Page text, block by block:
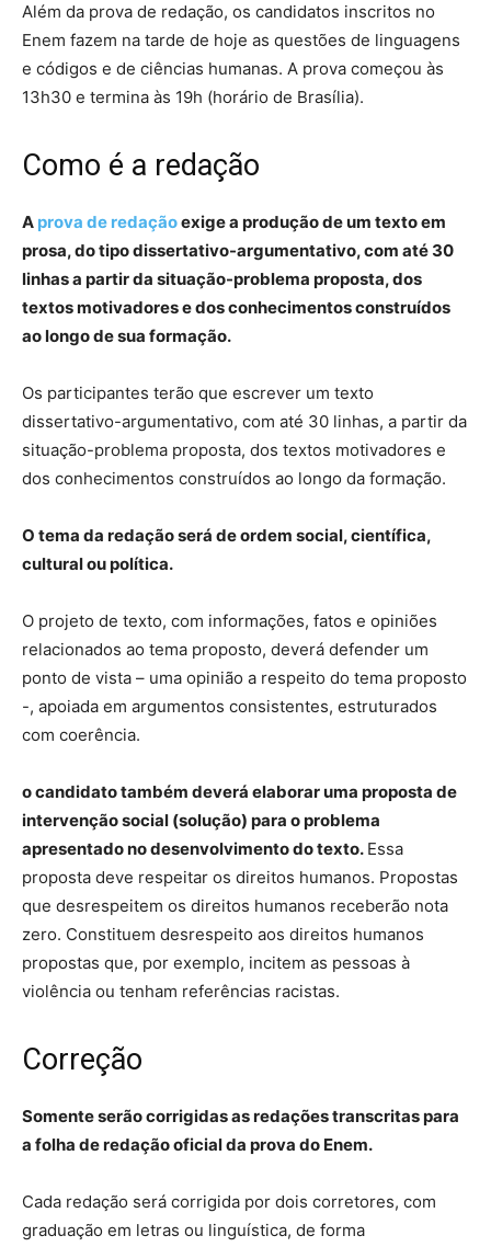
Além da prova de redação, os candidatos inscritos no
Enem fazem na tarde de hoje as questões de linguagens
e códigos e de ciências humanas. A prova começou às
13h30 e termina às 19h (horário de Brasília).
Como é a redação
A prova de redaçãoexige a produção de um texto em
prosa, do tipo dissertativo-argumentativo, com até 30
linhas a partir da situação-problema proposta, dos
textos motivadores e dos conhecimentos construídos
ao longo de sua formação.
Os participantes terão que escrever um texto
dissertativo-argumentativo, com até 30 linhas, a partir da
situação-problema proposta, dos textos motivadores e
dos conhecimentos construídos ao longo da formação.
O tema da redação será de ordem social, científica,
cultural ou política.
O projeto de texto, com informações, fatos e opiniões
relacionados ao tema proposto, deverá defender um
ponto de vista – uma opinião a respeito do tema proposto
-, apoiada em argumentos consistentes, estruturados
com coerência.
o candidato também deverá elaborar uma proposta de
intervenção social (solução) para o problema
apresentado no desenvolvimento do texto. Essa
proposta deve respeitar os direitos humanos. Propostas
que desrespeitem os direitos humanos receberão nota
zero. Constituem desrespeito aos direitos humanos
propostas que, por exemplo, incitem as pessoas à
violência ou tenham referências racistas.
Correção
Somente serão corrigidas as redações transcritas para
a folha de redação oficial da prova do Enem.
Cada redação será corrigida por dois corretores, com
graduação em letras ou linguística, de forma